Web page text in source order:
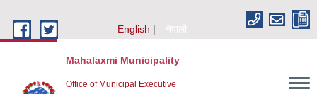
English
नेपाली
Mahalaxmi Municipality
Office of Municipal Executive